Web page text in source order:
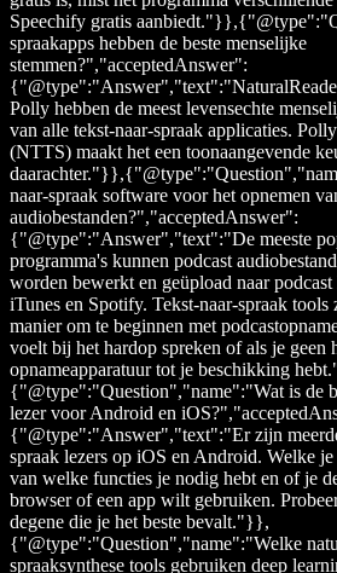
Speechify gratis
spraakapps hebben de beste menselijke
stemmen?","acceptedAnswer":
Polly hebben de meest levensechte
van alle tekst-naar-spraak applicaties.
(NTTS) maakt het een toonaangevende
naar-spraak software voor het opnemen
audiobestanden?","acceptedAnswer":
{"@type":"Answer","text":"De meeste
programma's kunnen podcast
worden bewerkt en geüpload naar
iTunes en Spotify. Tekst-naar-spraak
manier om te beginnen met
voelt bij het hardop spreken of als je geen
opnameapparatuur tot je beschikking
{"@type":"Question","name":"Wat is de
lezer voor Android en
{"@type":"Answer","text":"Er zijn
spraak lezers op iOS en Android. Welke
van welke functies je nodig hebt en of je
browser of een app wilt gebruiken.
degene die je het beste bevalt."}},
{"@type":"Question","name":"Welke
spraaksynthese tools gebruiken deep